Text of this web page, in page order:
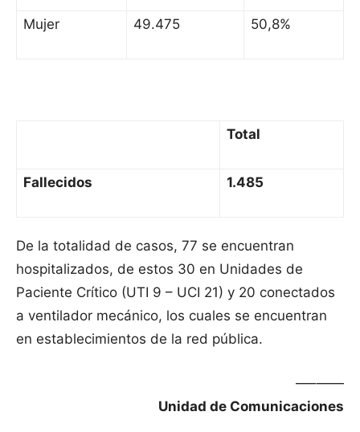
Mujer 49.475 50,8%
Total
Fallecidos 1.485
De la totalidad de casos, 77 se encuentran
hospitalizados, de estos 30 en Unidades de
Paciente Crítico (UTI 9 – UCI 21) y 20 conectados
a ventilador mecánico, los cuales se encuentran
en establecimientos de la red pública.
—–——
Unidad de Comunicaciones